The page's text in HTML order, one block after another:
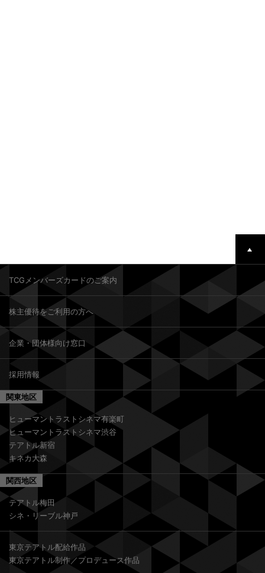
TCGメンバーズカードのご案内
株主優待をご利用の方へ
企業・団体様向け窓口
採用情報
関東地区
ヒューマントラストシネマ有楽町
ヒューマントラストシネマ渋谷
テアトル新宿
キネカ大森
関西地区
テアトル梅田
シネ・リーブル神戸
東京テアトル配給作品
東京テアトル制作／プロデュース作品